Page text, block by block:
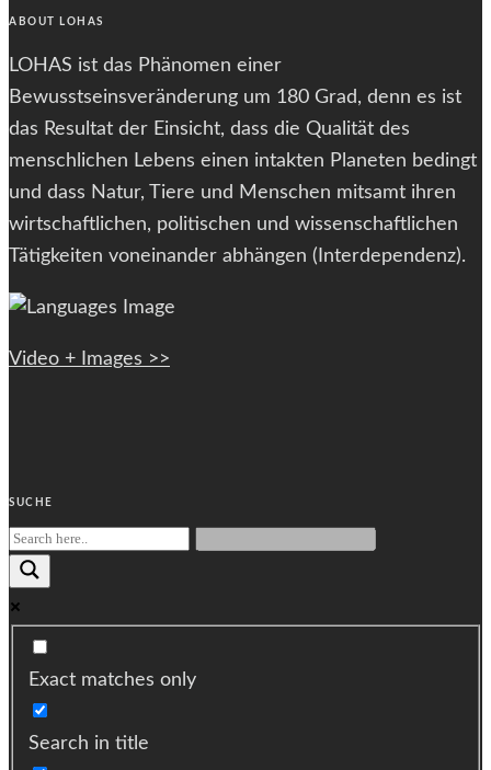
ABOUT LOHAS
LOHAS ist das Phänomen einer
Bewusstseinsveränderung um 180 Grad, denn es ist
das Resultat der Einsicht, dass die Qualität des
menschlichen Lebens einen intakten Planeten bedingt
und dass Natur, Tiere und Menschen mitsamt ihren
wirtschaftlichen, politischen und wissenschaftlichen
Tätigkeiten voneinander abhängen (Interdependenz).
Video + Images >>
SUCHE
Exact matches only
Search in title